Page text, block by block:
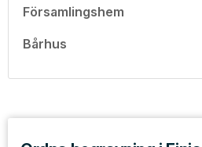
Församlingshem
Bårhus